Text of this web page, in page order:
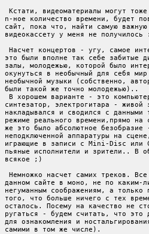
Кстати, видеоматериалы могут
n-ное количество времени, будет
сайт, пока что, найти самую важную
видеокассету у меня не получилось
Насчет концертов - угу, самое
это были вполне так себе забитые
залы, молодежью, которой было
окунуться в необычный для себя мир
необычной музыки (собственно,
были такой же точно молодежью)..
В хорошем варианте - это
синтезатор, электрогитара - живой
накладывался и сводился с данными
режиме реального времени,прямо на
же это было абсолютное безобразие
неподключенной аппаратуры на
играющие в записи с Mini-Disc или
пьяные исполнители и зрители.. В
всякое ;)
Немножко насчет самих треков.
данном сайте в моно, не по каким-
негуманным соображениям, а только
того, что больше ничего с тех
осталось. Посему на качество не
ругаться - будем считать, что это
для ознакомления и
самими в том же числе).